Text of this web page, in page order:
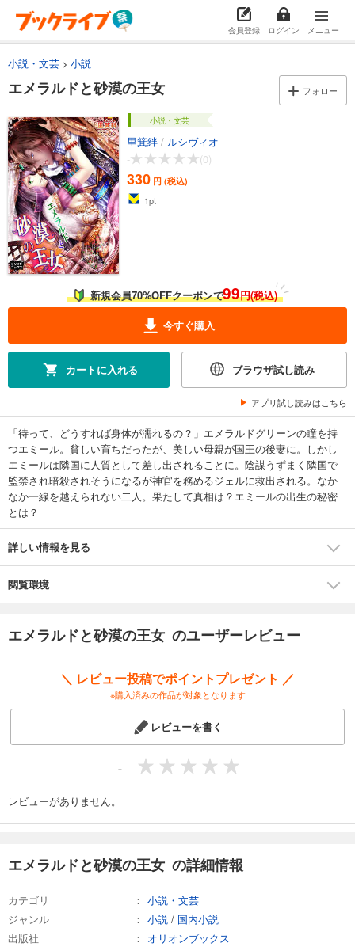
会員登録 ログイン メニュー
小説・文芸 小説
エメラルドと砂漠の王女 フォロー
小説・文芸
里箕絆 / ルシヴィオ
-
(0)
330 円 (税込)
1pt
新規会員70%OFFクーポンで99円(税込)
今すぐ購入
カートに入れる ブラウザ試し読み
アプリ試し読みはこちら
「待って、どうすれば身体が濡れるの？」エメラルドグリーンの瞳を持
つエミール。貧しい育ちだったが、美しい母親が国王の後妻に。しかし
エミールは隣国に人質として差し出されることに。陰謀うずまく隣国で
監禁され暗殺されそうになるが神官を務めるジェルに救出される。なか
なか一線を越えられない二人。果たして真相は？エミールの出生の秘密
とは？
詳しい情報を見る
閲覧環境
エメラルドと砂漠の王女 のユーザーレビュー
＼ レビュー投稿でポイントプレゼント ／
※購入済みの作品が対象となります
レビューを書く
-
レビューがありません。
エメラルドと砂漠の王女 の詳細情報
カテゴリ
小説・文芸
ジャンル
小説 / 国内小説
出版社
オリオンブックス